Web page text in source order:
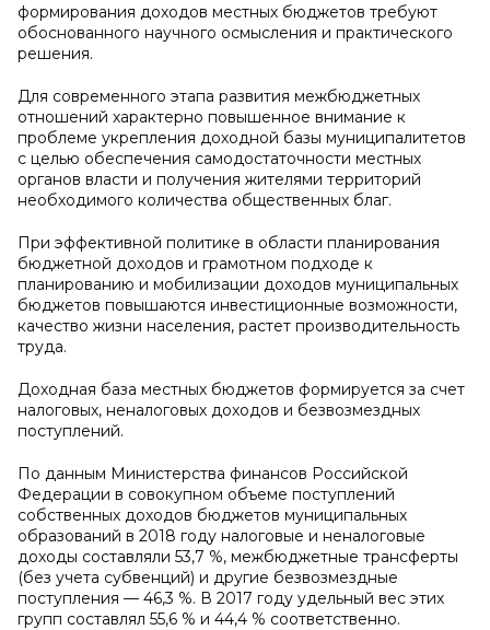
формирования доходов местных бюджетов требуют
обоснованного научного осмысления и практического
решения.
Для современного этапа развития межбюджетных
отношений характерно повышенное внимание к
проблеме укрепления доходной базы муниципалитетов
с целью обеспечения самодостаточности местных
органов власти и получения жителями территорий
необходимого количества общественных благ.
При эффективной политике в области планирования
бюджетной доходов и грамотном подходе к
планированию и мобилизации доходов муниципальных
бюджетов повышаются инвестиционные возможности,
качество жизни населения, растет производительность
труда.
Доходная база местных бюджетов формируется за счет
налоговых, неналоговых доходов и безвозмездных
поступлений.
По данным Министерства финансов Российской
Федерации в совокупном объеме поступлений
собственных доходов бюджетов муниципальных
образований в 2018 году налоговые и неналоговые
доходы составляли 53,7 %, межбюджетные трансферты
(без учета субвенций) и другие безвозмездные
поступления — 46,3 %. В 2017 году удельный вес этих
групп составлял 55,6 % и 44,4 % соответственно.